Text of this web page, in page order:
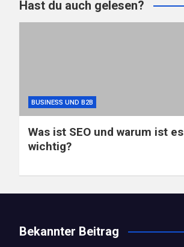
Hast du auch gelesen?
BUSINESS UND B2B
Was ist SEO und warum ist es
wichtig?
Bekannter Beitrag